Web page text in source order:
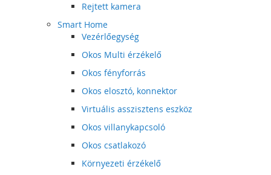
Rejtett kamera
Smart Home
Vezérlőegység
Okos Multi érzékelő
Okos fényforrás
Okos elosztó, konnektor
Virtuális asszisztens eszköz
Okos villanykapcsoló
Okos csatlakozó
Környezeti érzékelő